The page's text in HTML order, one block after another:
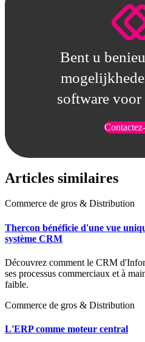
Bent u
software
Articles similaires
Commerce de gros & Distribution
Thercon bénéficie d'une vue
système CRM
Découvrez comment le CRM
ses processus commerciaux et à
faible.
Commerce de gros & Distribution
L'ERP comme moteur central